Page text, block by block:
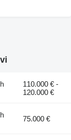
110.000 € -
120.000 €
75.000 €